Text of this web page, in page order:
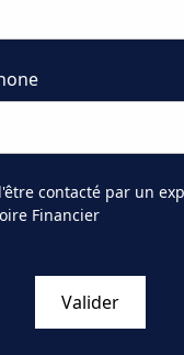
contacté par un
Financier